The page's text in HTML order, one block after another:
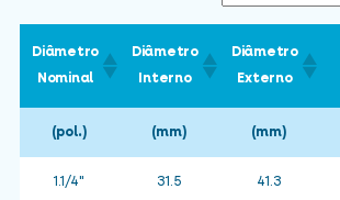
Diâmetro
Nominal
Diâmetro
Interno
Diâmetro
Externo
(pol.) (mm) (mm)
1.1/4" 31.5 41.3